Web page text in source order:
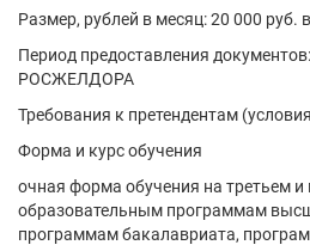
Размер, рублей в месяц: 20 000 руб.
Период предоставления
РОСЖЕЛДОРА
Требования к претендентам
Форма и курс обучения
очная форма обучения на третьем
образовательным программам
программам бакалавриата,